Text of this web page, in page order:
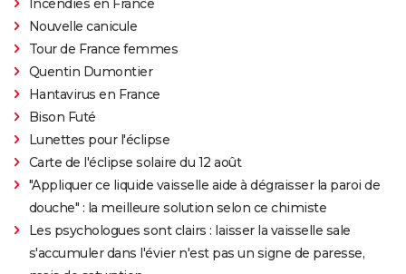
Incendies en France
Nouvelle canicule
Tour de France femmes
Quentin Dumontier
Hantavirus en France
Bison Futé
Lunettes pour l'éclipse
Carte de l'éclipse solaire du 12 août
"Appliquer ce liquide vaisselle aide à dégraisser la paroi de
douche" : la meilleure solution selon ce chimiste
Les psychologues sont clairs : laisser la vaisselle sale
s'accumuler dans l'évier n'est pas un signe de paresse,